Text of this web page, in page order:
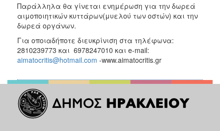
Παράλληλα θα γίνεται ενημέρωση για την δωρεά
αιμοποιητικών κυττάρων(μυελού των οστών) και την
δωρεά οργάνων.
Για οποιαδήποτε διευκρίνιση στα τηλέφωνα:
2810239773 και 6978247010 και e-mail:
aimatocritis@hotmail.com -www.aimatocritis.gr